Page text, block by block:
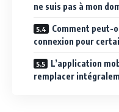
ne suis pas à mon
Comment peut-
connexion pour
L’application
remplacer